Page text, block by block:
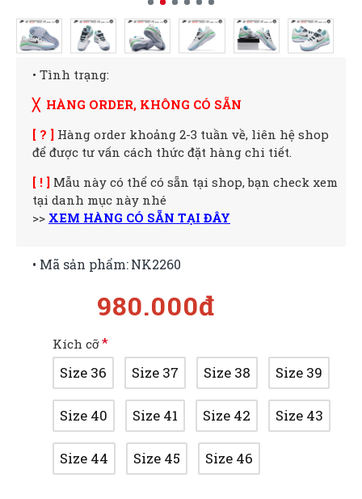
• Tình trạng:
╳ HÀNG ORDER, KHÔNG CÓ SẴN
[ ? ] Hàng order khoảng 2-3 tuần về, liên hệ shop
để được tư vấn cách thức đặt hàng chi tiết.
[ ! ] Mẫu này có thể có sẵn tại shop, bạn check xem
tại danh mục này nhé
>> XEM HÀNG CÓ SẴN TẠI ĐÂY
980.000đ
• Mã sản phẩm:NK2260
Kích cỡ
Size 36 Size 37 Size 38 Size 39
Size 40 Size 41 Size 42 Size 43
Size 44 Size 45 Size 46